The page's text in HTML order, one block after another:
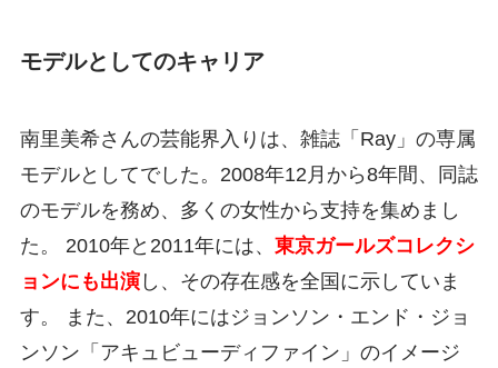
モデルとしてのキャリア
南里美希さんの芸能界入りは、雑誌「Ray」の専属
モデルとしてでした。2008年12月から8年間、同誌
のモデルを務め、多くの女性から支持を集めまし
た。 2010年と2011年には、 東京ガールズコレクシ
ョンにも出演し、その存在感を全国に示していま
す。 また、2010年にはジョンソン・エンド・ジョ
ンソン「アキュビューディファイン」のイメージ